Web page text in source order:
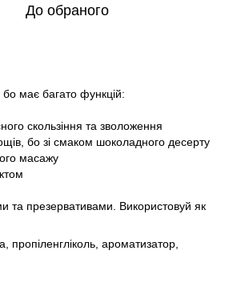
До обраного
бо має багато функцій:
скользіння та зволоження
бо зі смаком шоколадного десерту
масажу
та презервативами. Використовуй як
пропіленгліколь, ароматизатор,